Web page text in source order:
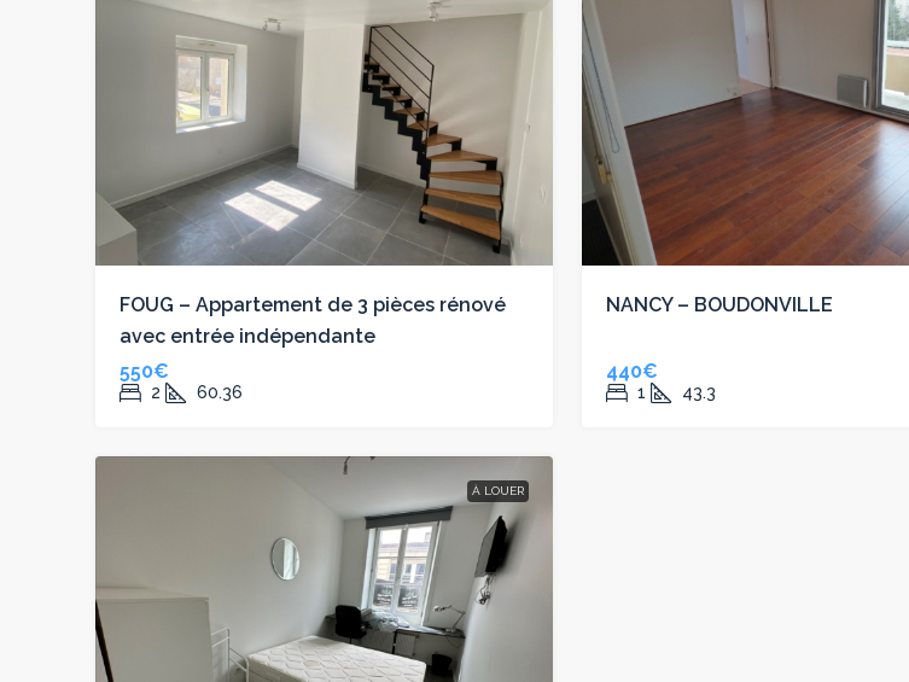
FOUG – Appartement de 3 pièces rénové
avec entrée indépendante
550€
2 60.36
NANCY – BOUDONVILLE
440€
1 43.3
À LOUER